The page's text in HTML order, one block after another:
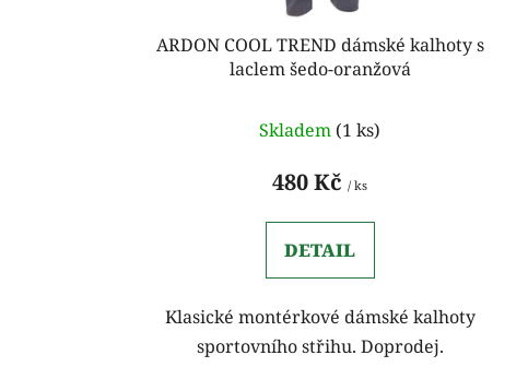
ARDON COOL TREND dámské kalhoty s
laclem šedo-oranžová
Skladem (1 ks)
480 Kč/ ks
DETAIL
Klasické montérkové dámské kalhoty
sportovního střihu. Doprodej.